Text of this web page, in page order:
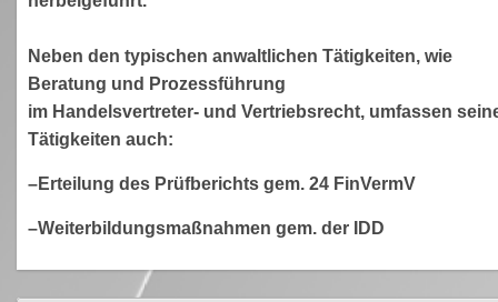
Neben den typischen anwaltlichen Tätigkeiten, wie
Beratung und Prozessführung
im Handelsvertreter- und Vertriebsrecht, umfassen
Tätigkeiten auch:
–Erteilung des Prüfberichts gem. 24 FinVermV
–Weiterbildungsmaßnahmen gem. der IDD